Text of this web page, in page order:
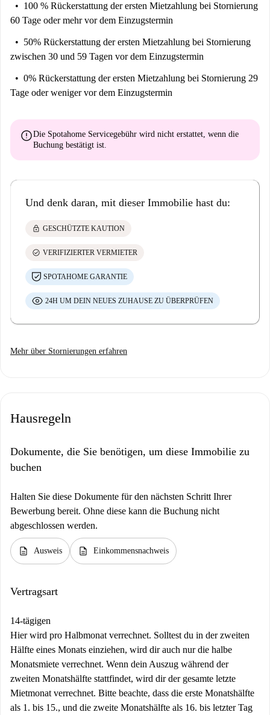
100 % Rückerstattung der ersten Mietzahlung bei Stornierung
60 Tage oder mehr vor dem Einzugstermin
50% Rückerstattung der ersten Mietzahlung bei Stornierung
zwischen 30 und 59 Tagen vor dem Einzugstermin
0% Rückerstattung der ersten Mietzahlung bei Stornierung 29
Tage oder weniger vor dem Einzugstermin
errorDie Spotahome Servicegebühr wird nicht erstattet, wenn die
Buchung bestätigt ist.
Und denk daran, mit dieser Immobilie hast du:
lock GESCHÜTZTE KAUTION
check_circle VERIFIZIERTER VERMIETER
SPOTAHOME GARANTIE
24H UM DEIN NEUES ZUHAUSE ZU ÜBERPRÜFEN
Mehr über Stornierungen erfahren
Hausregeln
Dokumente, die Sie benötigen, um diese Immobilie zu
buchen
Halten Sie diese Dokumente für den nächsten Schritt Ihrer
Bewerbung bereit. Ohne diese kann die Buchung nicht
abgeschlossen werden.
description Ausweis description Einkommensnachweis
Vertragsart
14-tägigen
Hier wird pro Halbmonat verrechnet. Solltest du in der zweiten
Hälfte eines Monats einziehen, wird dir auch nur die halbe
Monatsmiete verrechnet. Wenn dein Auszug während der
zweiten Monatshälfte stattfindet, wird dir der gesamte letzte
Mietmonat verrechnet. Bitte beachte, dass die erste Monatshälfte
als 1. bis 15., und die zweite Monatshälfte als 16. bis letzter Tag